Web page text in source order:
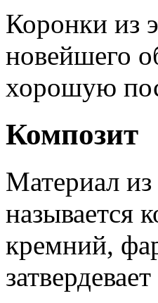
Коронки из
новейшего
хорошую
Композит
Материал
называется
кремний,